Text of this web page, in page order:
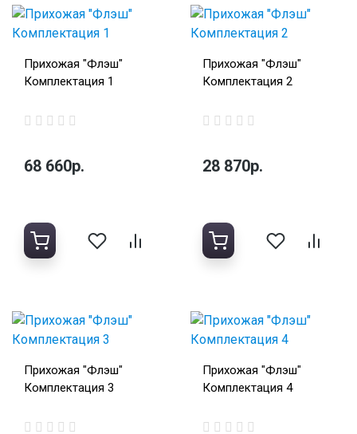
Прихожая "Флэш"
Комплектация 1
68 660р.
Прихожая "Флэш"
Комплектация 2
28 870р.
Прихожая "Флэш"
Комплектация 3
Прихожая "Флэш"
Комплектация 4